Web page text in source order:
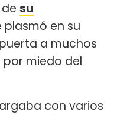
su
plasmó en su
a muchos
miedo del
con varios